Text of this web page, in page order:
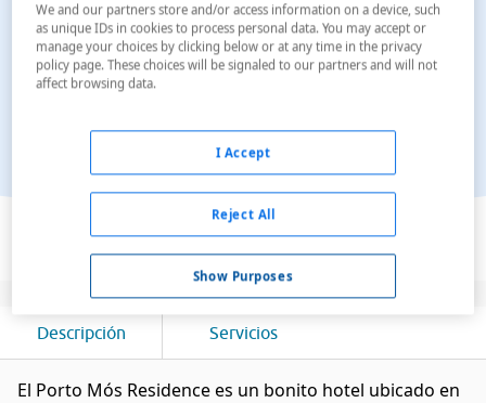
Ver en el mapa
Descripción Servicios
El Porto Mós Residence es un bonito hotel ubicado en
We and our partners store and/or access information on a device, such
as unique IDs in cookies to process personal data. You may accept or
manage your choices by clicking below or at any time in the privacy
policy page. These choices will be signaled to our partners and will not
affect browsing data.
Show Purposes
Reject All
I Accept